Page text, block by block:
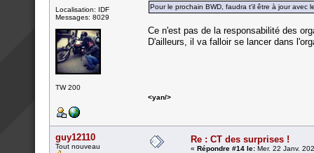
Localisation: IDF
Messages: 8029
TW 200
Pour le prochain BWD, faudra t'il être à jour avec
Ce n'est pas de la responsabilité des
D'ailleurs, il va falloir se lancer dans
<yan/>
guy12110
Tout nouveau
Re : CT des surprises !
« Répondre #14 le: Mer. 22 Janv.